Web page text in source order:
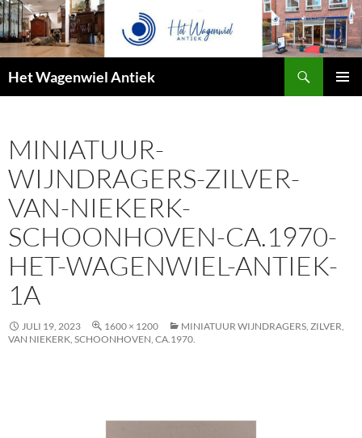
Het Wagenwiel Antiek
MINIATUUR-
WIJNDRAGERS-ZILVER-
VAN-NIEKERK-
SCHOONHOVEN-CA.1970-
HET-WAGENWIEL-ANTIEK-
1A
JULI 19, 2023 1600 × 1200
MINIATUUR WIJNDRAGERS, ZILVER,
VAN NIEKERK, SCHOONHOVEN, CA.1970.